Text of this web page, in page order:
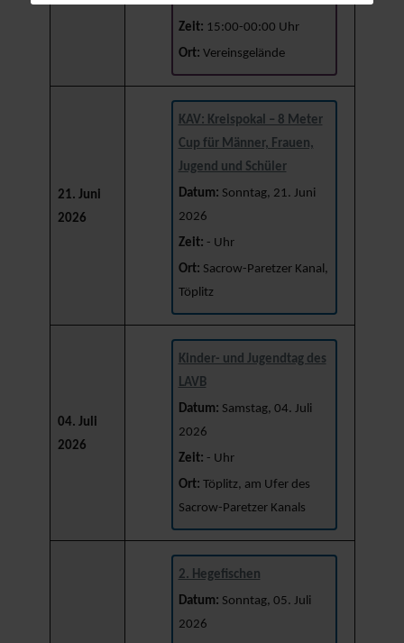
Zeit: 15:00-00:00 Uhr
Ort: Vereinsgelände
21. Juni
2026
KAV: Kreispokal – 8 Meter
Cup für Männer, Frauen,
Jugend und Schüler
Datum: Sonntag, 21. Juni
2026
Zeit: - Uhr
Ort: Sacrow-Paretzer Kanal,
Töplitz
04. Juli
2026
Kinder- und Jugendtag des
LAVB
Datum: Samstag, 04. Juli
2026
Zeit: - Uhr
Ort: Töplitz, am Ufer des
Sacrow-Paretzer Kanals
2. Hegefischen
Datum: Sonntag, 05. Juli
2026